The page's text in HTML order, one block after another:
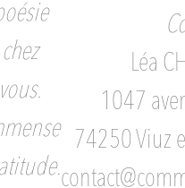
chez
Léa
1047
74250 Viuz